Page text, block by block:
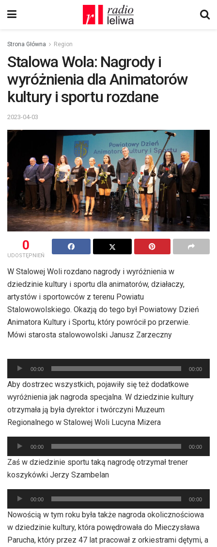
Strona Główna Region
Stalowa Wola: Nagrody i
wyróżnienia dla Animatorów
kultury i sportu rozdane
2023-04-03
0
UDOSTĘPNIEŃ
W Stalowej Woli rozdano nagrody i wyróżnienia w
dziedzinie kultury i sportu dla animatorów, działaczy,
artystów i sportowców z terenu Powiatu
Stalowowolskiego. Okazją do tego był Powiatowy Dzień
Animatora Kultury i Sportu, który powrócił po przerwie.
Mówi starosta stalowowolski Janusz Zarzeczny
Odtwarzacz
plików
dźwiękowych
00:00 00:00
Aby dostrzec wszystkich, pojawiły się też dodatkowe
wyróżnienia jak nagroda specjalna. W dziedzinie kultury
otrzymała ją była dyrektor i twórczyni Muzeum
Regionalnego w Stalowej Woli Lucyna Mizera
Odtwarzacz
plików
dźwiękowych
00:00 00:00
Zaś w dziedzinie sportu taką nagrodę otrzymał trener
koszykówki Jerzy Szambelan
Odtwarzacz
plików
dźwiękowych
00:00 00:00
Nowością w tym roku była także nagroda okolicznościowa
w dziedzinie kultury, która powędrowała do Mieczysława
Parucha, który przez 47 lat pracował z orkiestrami dętymi, a